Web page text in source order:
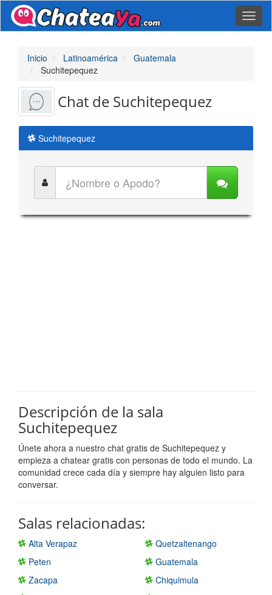
Inicio Latinoamérica
Guatemala
Suchitepequez
Chat de Suchitepequez
Suchitepequez
Descripción de la sala
Suchitepequez
Únete ahora a nuestro chat gratis de Suchitepequez y
empieza a chatear gratis con personas de todo el mundo. La
comunidad crece cada día y siempre hay alguien listo para
conversar.
Salas relacionadas:
Alta Verapaz
Quetzaltenango
Peten
Guatemala
Zacapa
Chiquimula